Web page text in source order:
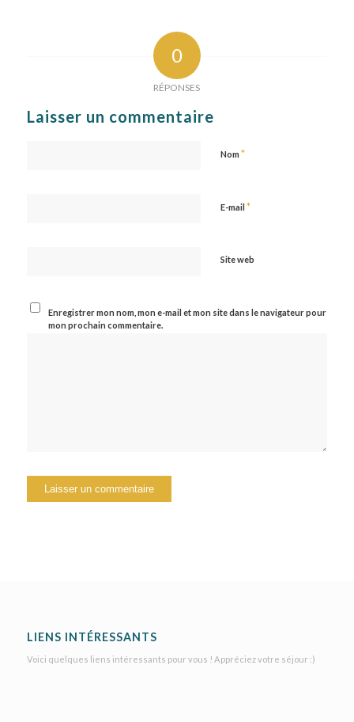
0
RÉPONSES
Laisser un commentaire
Nom *
E-mail *
Site web
Enregistrer mon nom, mon e-mail et mon site dans le navigateur pour
mon prochain commentaire.
LIENS INTÉRESSANTS
Voici quelques liens intéressants pour vous ! Appréciez votre séjour :)